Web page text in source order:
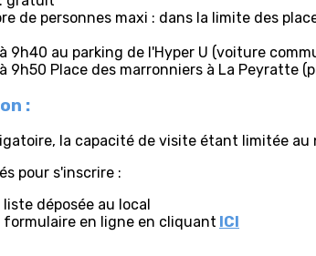
de personnes maxi : dans la limite des
à 9h40 au parking de l'Hyper U (voiture
à 9h50 Place des marronniers à La Peyratte
:
la capacité de visite étant limitée
pour s'inscrire :
liste déposée au local
formulaire en ligne en cliquant ICI